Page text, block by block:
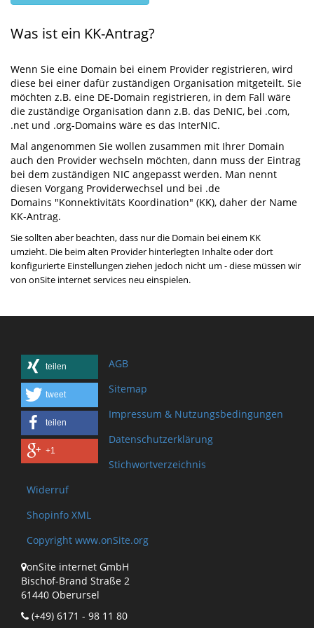
Was ist ein KK-Antrag?
Wenn Sie eine Domain bei einem Provider registrieren, wird
diese bei einer dafür zuständigen Organisation mitgeteilt. Sie
möchten z.B. eine DE-Domain registrieren, in dem Fall wäre
die zuständige Organisation dann z.B. das DeNIC, bei .com,
.net und .org-Domains wäre es das InterNIC.
Mal angenommen Sie wollen zusammen mit Ihrer Domain
auch den Provider wechseln möchten, dann muss der Eintrag
bei dem zuständigen NIC angepasst werden. Man nennt
diesen Vorgang Providerwechsel und bei .de
Domains "Konnektivitäts Koordination" (KK), daher der Name
KK-Antrag.
Sie sollten aber beachten, dass nur die Domain bei einem KK
umzieht. Die beim alten Provider hinterlegten Inhalte oder dort
konfigurierte Einstellungen ziehen jedoch nicht um - diese müssen wir
von onSite internet services neu einspielen.
teilen
tweet
teilen
+1
AGB
Sitemap
Impressum & Nutzungsbedingungen
Datenschutzerklärung
Stichwortverzeichnis
Widerruf
Shopinfo XML
Copyright www.onSite.org
onSite internet GmbH
Bischof-Brand Straße 2
61440 Oberursel
(+49) 6171 - 98 11 80